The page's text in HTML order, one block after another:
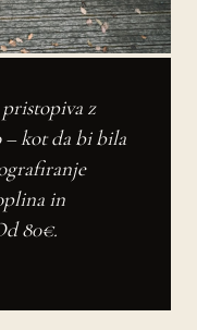
z
– kot da bi bila
in
80€.